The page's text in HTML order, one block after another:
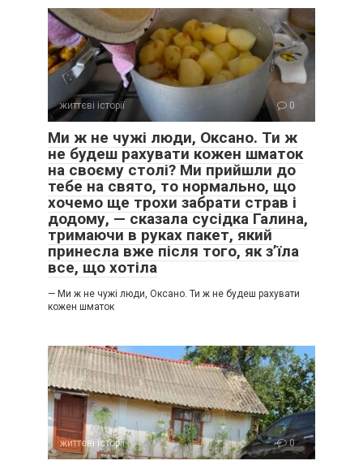
Вона впала на коліна і почала руками розгрібати землю,
де колись була бабусина клумба.
— Що ти робиш? — я підійшла ближче.
життєві історії 0
Ми ж не чужі люди, Оксано. Ти ж
не будеш рахувати кожен шматок
на своєму столі? Ми прийшли до
тебе на свято, то нормально, що
хочемо ще трохи забрати страв і
додому, — сказала сусідка Галина,
тримаючи в руках пакет, який
принесла вже після того, як з’їла
все, що хотіла
— Ми ж не чужі люди, Оксано. Ти ж не будеш рахувати
кожен шматок
життєві історії 0